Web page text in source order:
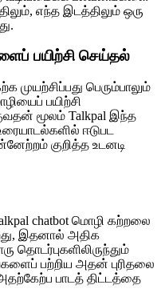
எந்த இடத்திலும் ஒரு
பயிற்சி செய்தல்
முயற்சிப்பது பெரும்பாலும்
பயிற்சி
மூலம் Talkpal இந்த
ஈடுபட
குறித்த உடனடி
chatbot மொழி கற்றலை
இதனால் அதிக
தொடர்புகளிலிருந்தும்
பற்றிய அதன் புரிதலை
அதற்கேற்ப பாடத் திட்டத்தை